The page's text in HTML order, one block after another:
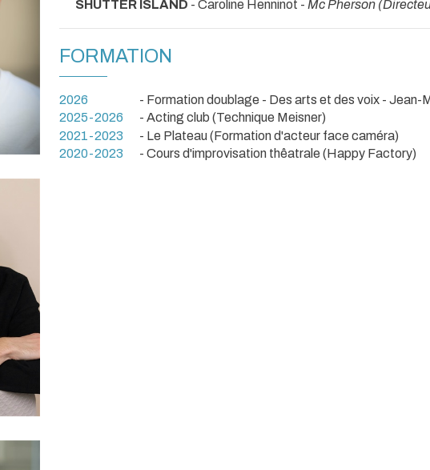
SHUTTER ISLAND - Caroline Henninot - Mc Pherson
FORMATION
2026
- Formation doublage - Des arts et des voix - Jean-
2025-2026
- Acting club (Technique Meisner)
2021-2023
- Le Plateau (Formation d'acteur face caméra)
2020-2023
- Cours d'improvisation thêatrale (Happy Factory)